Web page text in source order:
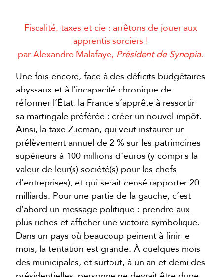
Fiscalité, taxes et cie : arrêtons de jouer aux
apprentis sorciers !
par Alexandre Malafaye, Président de Synopia.
Une fois encore, face à des déficits budgétaires
abyssaux et à l’incapacité chronique de
réformer l’État, la France s’apprête à ressortir
sa martingale préférée : créer un nouvel impôt.
Ainsi, la taxe Zucman, qui veut instaurer un
prélèvement annuel de 2 % sur les patrimoines
supérieurs à 100 millions d’euros (y compris la
valeur de leur(s) société(s) pour les chefs
d’entreprises), et qui serait censé rapporter 20
milliards. Pour une partie de la gauche, c’est
d’abord un message politique : prendre aux
plus riches et afficher une victoire symbolique.
Dans un pays où beaucoup peinent à finir le
mois, la tentation est grande. À quelques mois
des municipales, et surtout, à un an et demi des